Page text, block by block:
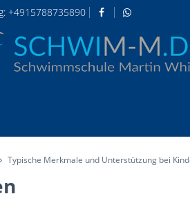
+4915788735890
Typische Merkmale und Unterstützung bei